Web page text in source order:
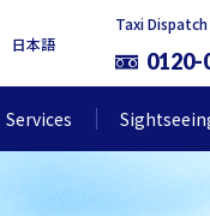
日本語
Taxi
0120-
Services